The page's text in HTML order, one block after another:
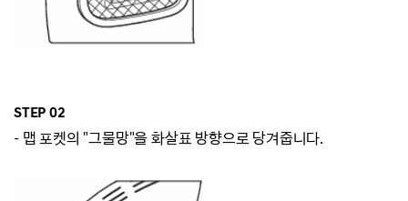
STEP 02
- 맵 포켓의 "그물망"을 화살표 방향으로 당겨줍니다.